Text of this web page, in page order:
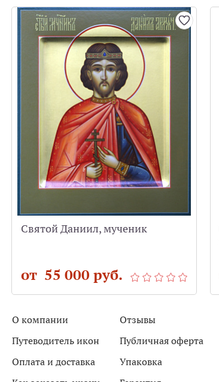
Святой Даниил, мученик
от 55 000 руб.
О компании
Путеводитель икон
Оплата и доставка
Отзывы
Публичная оферта
Упаковка